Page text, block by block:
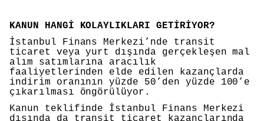
KANUN HANGİ KOLAYLIKLARI GETİRİYOR?
İstanbul Finans Merkezi’nde transit
ticaret veya yurt dışında gerçekleşen mal
alım satımlarına aracılık
faaliyetlerinden elde edilen kazançlarda
indirim oranının yüzde 50’den yüzde 100’e
çıkarılması öngörülüyor.
Kanun teklifinde İstanbul Finans Merkezi
dışında da transit ticaret kazançlarında